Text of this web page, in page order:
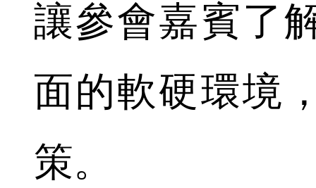
讓參會嘉賓了
面的軟硬環境
策。